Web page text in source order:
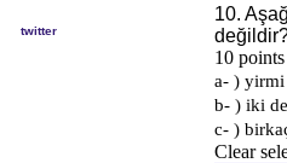
twitter